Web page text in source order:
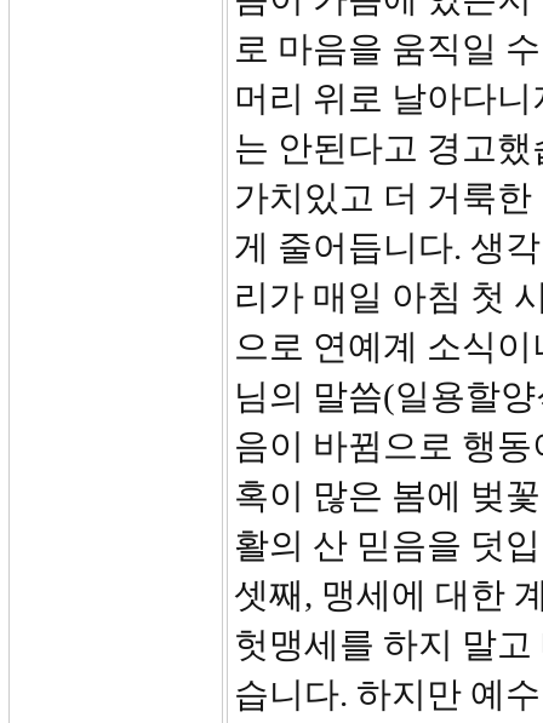
로 마음을 움직일
머리 위로 날아다
는 안된다고 경고
가치있고 더 거룩
게 줄어듭니다. 생
리가 매일 아침 첫
으로 연예계 소식
님의 말씀(일용할
음이 바뀜으로 행
혹이 많은 봄에 벚
활의 산 믿음을 덧
셋째, 맹세에 대한
헛맹세를 하지 말
습니다. 하지만 예